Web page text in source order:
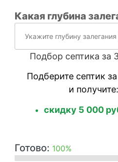
Какая глубина
Подбор септика за
Подберите септик
и получите:
скидку 5 000
Готово: 100%